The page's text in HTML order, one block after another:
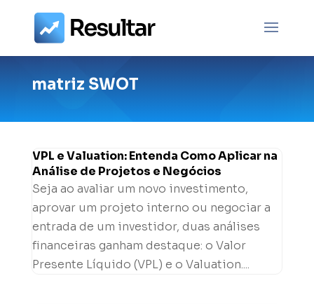
matriz SWOT
VPL e Valuation: Entenda Como Aplicar na
Análise de Projetos e Negócios
Seja ao avaliar um novo investimento,
aprovar um projeto interno ou negociar a
entrada de um investidor, duas análises
financeiras ganham destaque: o Valor
Presente Líquido (VPL) e o Valuation....